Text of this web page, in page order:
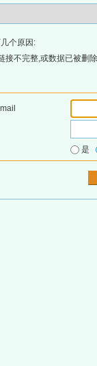
个原因:
接不完整,或数据已被删
是